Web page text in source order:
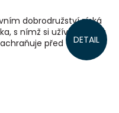
DETAIL
dobrodružství získá
s nímž si užívá zábavu
před teplými